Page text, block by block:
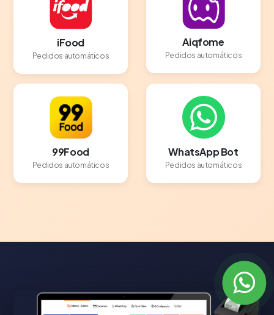
iFood
Pedidos automáticos
Aiqfome
Pedidos automáticos
99Food
Pedidos automáticos
WhatsApp Bot
Pedidos automáticos